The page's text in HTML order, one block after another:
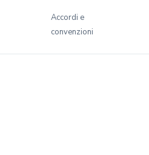
Accordi e
convenzioni